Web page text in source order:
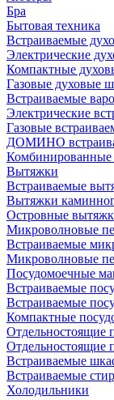
Бра
Бытовая техника
Встраиваемые
Электрические
Компактные
Газовые духовые
Встраиваемые
Электрические
Газовые
ДОМИНО
Комбинированные
Вытяжки
Встраиваемые
Вытяжки
Островные
Микроволновые
Встраиваемые
Микроволновые
Посудомоечные
Встраиваемые
Встраиваемые
Компактные
Отдельностоящие
Отдельностоящие
Встраиваемые
Встраиваемые
Холодильники